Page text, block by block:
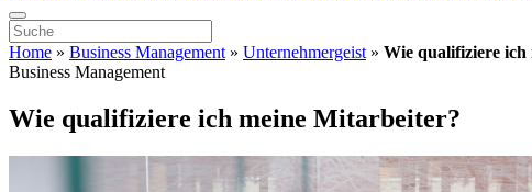
Home » Business Management » Unternehmergeist » Wie qualifiziere
Business Management
Wie qualifiziere ich meine Mitarbeiter?